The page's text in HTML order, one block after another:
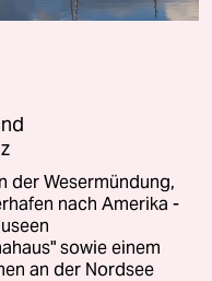
der Wesermündung,
nach Amerika -
sowie einem
an der Nordsee